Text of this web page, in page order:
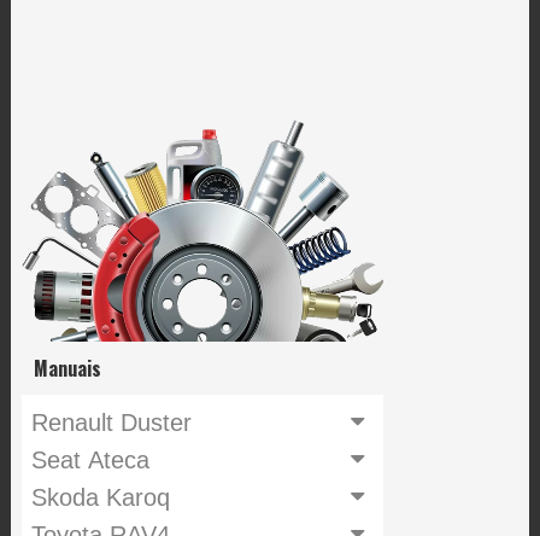
Manuais
Renault Duster
Seat Ateca
Skoda Karoq